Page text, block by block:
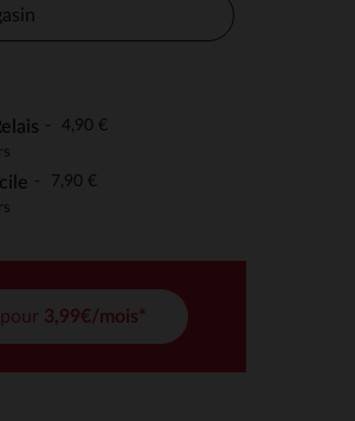
en garantissant la conformité avec
4,90 €
7,90 €
3,99€/mois*